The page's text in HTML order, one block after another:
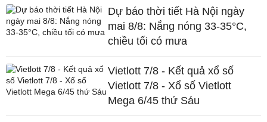
Dự báo thời tiết Hà Nội ngày
mai 8/8: Nắng nóng 33-35°C,
chiều tối có mưa
Vietlott 7/8 - Kết quả xổ số
Vietlott 7/8 - Xổ số Vietlott
Mega 6/45 thứ Sáu